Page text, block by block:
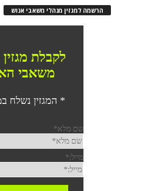
הרשמה למגזין מנהלי משאבי אנוש